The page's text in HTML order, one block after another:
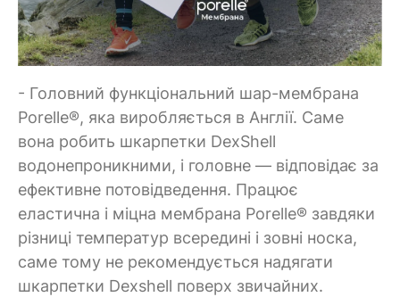
- Головний функціональний шар-мембрана
Porelle®, яка виробляється в Англії. Саме
вона робить шкарпетки DexShell
водонепроникними, і головне — відповідає за
ефективне потовідведення. Працює
еластична і міцна мембрана Porelle® завдяки
різниці температур всередині і зовні носка,
саме тому не рекомендується надягати
шкарпетки Dexshell поверх звичайних.